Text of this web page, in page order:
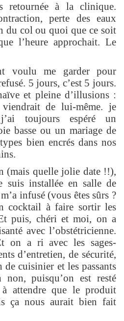
à la clinique.
perte des eaux
du col ou quoi que ce soit
l’heure approchait. Le
me garder pour
5 jours, c’est 5 jours.
et pleine d’illusions :
de lui-même. je
j’ai toujours espéré un
basse ou un mariage de
bien encrés dans nos
(mais quelle jolie date !!),
installée en salle de
infusé (vous êtes sûrs ?
cocktail à faire sortir les
puis, chéri et moi, on a
avec l’obstétricienne.
on a ri avec les sages-
d’entretien, de sécurité,
cuisinier et les passants
non, puisqu’on est resté
à attendre que le produit
ça nous aurait bien fait